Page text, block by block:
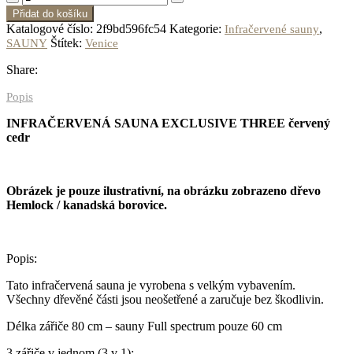
Přidat do košíku
Katalogové číslo: 2f9bd596fc54 Kategorie: Infračervené sauny,
SAUNY Štítek: Venice
Share:
Popis
INFRAČERVENÁ SAUNA EXCLUSIVE THREE červený
cedr
Obrázek je pouze ilustrativní, na obrázku zobrazeno dřevo
Hemlock / kanadská borovice.
Popis:
Tato infračervená sauna je vyrobena s velkým vybavením.
Všechny dřevěné části jsou neošetřené a zaručuje bez škodlivin.
Délka zářiče 80 cm – sauny Full spectrum pouze 60 cm